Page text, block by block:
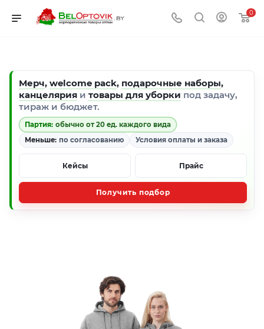
0
Мерч, welcome pack, подарочные наборы,
канцелярия и товары для уборки под задачу,
тираж и бюджет.
Партия: обычно от 20 ед. каждого вида
Меньше: по согласованию Условия оплаты и заказа
Кейсы Прайс
Получить подбор